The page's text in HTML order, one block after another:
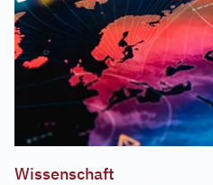
Wissenschaft